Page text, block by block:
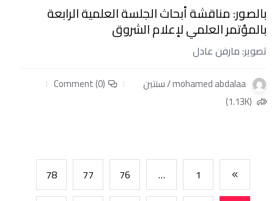
بالصور: مناقشة أبحاث الجلسة العلمية الرابعة
بالمؤتمر العلمي لإعلام الشروق
تصوير: مارفن عادل
mohamed abdalaa / سنتين
Comment (0)
(1.13K)
1
…
76
77
78